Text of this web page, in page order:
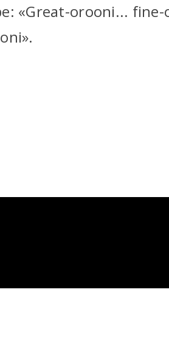
«Great-orooni...